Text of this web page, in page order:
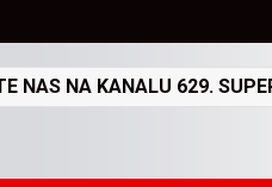
NAS NA KANALU 629.